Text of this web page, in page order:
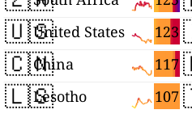
🇺🇸 123
United States
🇨🇳 117
China
🇱🇸 107
Lesotho